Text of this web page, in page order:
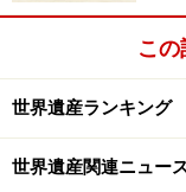
神々しく演出して
葉を体現している
この大聖堂は建築
や彫刻が調和した
駆けとなった。
こ
世界遺産ランキング
世界遺産関連ニュー